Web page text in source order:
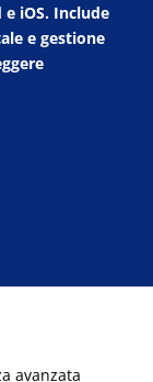
iOS. Include
e gestione
avanzata